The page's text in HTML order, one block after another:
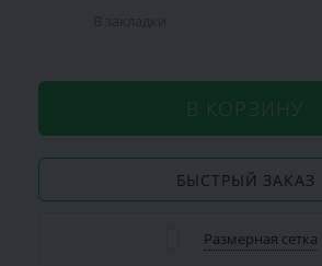
В КОРЗИНУ
БЫСТРЫЙ ЗАКАЗ
Размерная сетка